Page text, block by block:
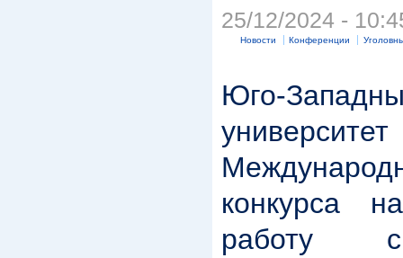
25/12/2024 -
Новости Конференции
Юго-
конкурса
работу